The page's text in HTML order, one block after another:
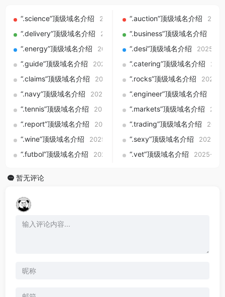
“.science”顶级域名介绍 2025-09-01“.auction”顶级域名介绍
“.delivery”顶级域名介绍 2025-09-01“.business”顶级域名介绍
“.energy”顶级域名介绍 2025-09-01“.desi”顶级域名介绍 2025-
“.guide”顶级域名介绍 2025-09-01“.catering”顶级域名介绍
“.claims”顶级域名介绍 2025-09-01“.rocks”顶级域名介绍 2025-
“.navy”顶级域名介绍 2025-09-01 “.engineer”顶级域名介绍
“.tennis”顶级域名介绍 2025-09-01“.markets”顶级域名介绍
“.report”顶级域名介绍 2025-09-01“.trading”顶级域名介绍
“.wine”顶级域名介绍 2025-09-01 “.sexy”顶级域名介绍 2025-
“.futbol”顶级域名介绍 2025-09-01“.vet”顶级域名介绍 2025-09-
暂无评论